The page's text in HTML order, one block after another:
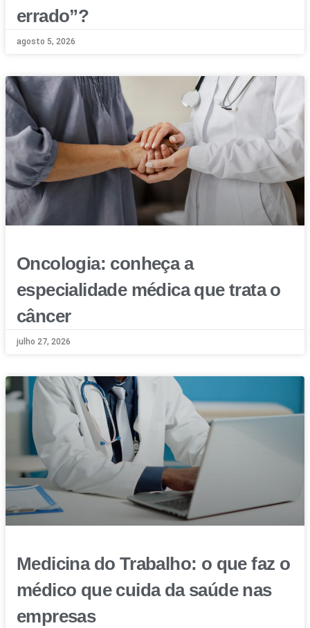
errado”?
agosto 5, 2026
Oncologia: conheça a
especialidade médica que trata o
câncer
julho 27, 2026
Medicina do Trabalho: o que faz o
médico que cuida da saúde nas
empresas